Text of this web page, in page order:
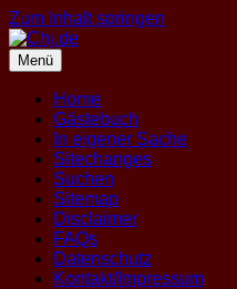
Zum Inhalt springen
Menü
Home
Gästebuch
In eigener Sache
Sitechanges
Suchen
Sitemap
Disclaimer
FAQs
Datenschutz
Kontakt/Impressum